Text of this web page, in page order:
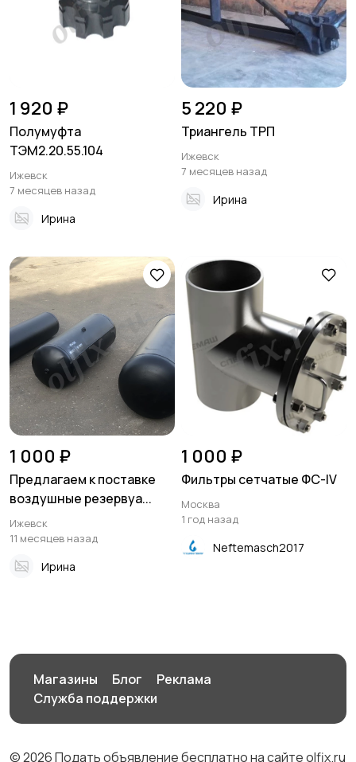
1 920 ₽
Полумуфта
ТЭМ2.20.55.104
Ижевск
7 месяцев назад
Ирина
5 220 ₽
Триангель ТРП
Ижевск
7 месяцев назад
Ирина
1 000 ₽
Предлагаем к поставке
воздушные резервуа...
Ижевск
11 месяцев назад
Ирина
1 000 ₽
Фильтры сетчатые ФС-IV
Москва
1 год назад
Neftemasch2017
Магазины Блог
Реклама
Служба поддержки
© 2026 Подать объявление бесплатно на сайте olfix.ru